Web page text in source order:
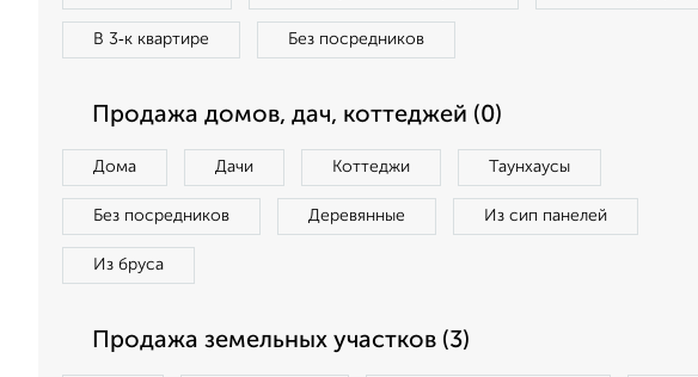
В 3‑к квартире Без посредников
Продажа домов, дач, коттеджей (0)
Дома Дачи Коттеджи Таунхаусы
Без посредников Деревянные Из сип панелей
Из бруса
Продажа земельных участков (3)